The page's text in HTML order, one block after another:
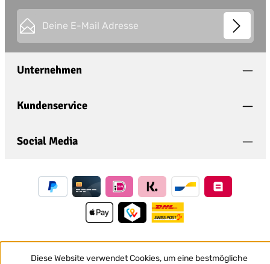
Datenschutz
Ich habe die
bin mit ihnen einverstanden.
Die mit einem Stern (*) markierten Felder sind
Unternehmen
Kundenservice
Social Media
Vertrag widerrufen
Diese Website verwendet Cookies, um eine bestmögliche